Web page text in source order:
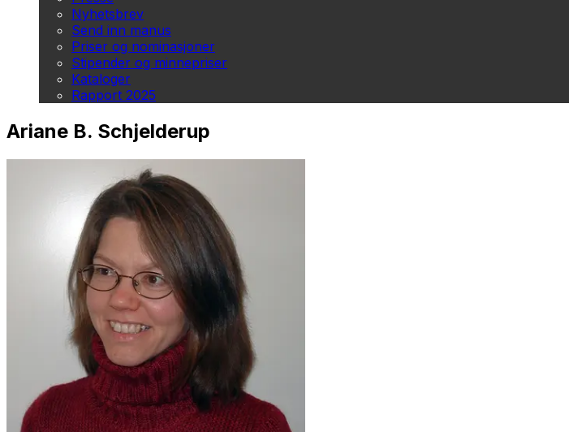
Nyhetsbrev
Send inn manus
Priser og nominasjoner
Stipender og minnepriser
Kataloger
Rapport 2025
Ariane B. Schjelderup